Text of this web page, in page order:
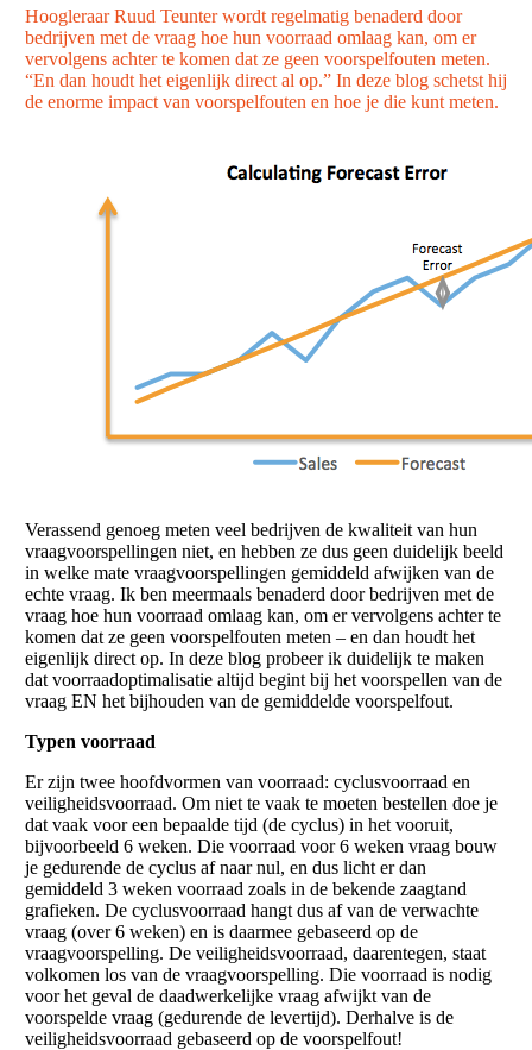
Hoogleraar Ruud Teunter wordt regelmatig benaderd door
bedrijven met de vraag hoe hun voorraad omlaag kan, om er
vervolgens achter te komen dat ze geen voorspelfouten meten.
“En dan houdt het eigenlijk direct al op.” In deze blog schetst hij
de enorme impact van voorspelfouten en hoe je die kunt meten.
Verassend genoeg meten veel bedrijven de kwaliteit van hun
vraagvoorspellingen niet, en hebben ze dus geen duidelijk beeld
in welke mate vraagvoorspellingen gemiddeld afwijken van de
echte vraag. Ik ben meermaals benaderd door bedrijven met de
vraag hoe hun voorraad omlaag kan, om er vervolgens achter te
komen dat ze geen voorspelfouten meten – en dan houdt het
eigenlijk direct op. In deze blog probeer ik duidelijk te maken
dat voorraadoptimalisatie altijd begint bij het voorspellen van de
vraag EN het bijhouden van de gemiddelde voorspelfout.
Typen voorraad
Er zijn twee hoofdvormen van voorraad: cyclusvoorraad en
veiligheidsvoorraad. Om niet te vaak te moeten bestellen doe je
dat vaak voor een bepaalde tijd (de cyclus) in het vooruit,
bijvoorbeeld 6 weken. Die voorraad voor 6 weken vraag bouw
je gedurende de cyclus af naar nul, en dus licht er dan
gemiddeld 3 weken voorraad zoals in de bekende zaagtand
grafieken. De cyclusvoorraad hangt dus af van de verwachte
vraag (over 6 weken) en is daarmee gebaseerd op de
vraagvoorspelling. De veiligheidsvoorraad, daarentegen, staat
volkomen los van de vraagvoorspelling. Die voorraad is nodig
voor het geval de daadwerkelijke vraag afwijkt van de
voorspelde vraag (gedurende de levertijd). Derhalve is de
veiligheidsvoorraad gebaseerd op de voorspelfout!